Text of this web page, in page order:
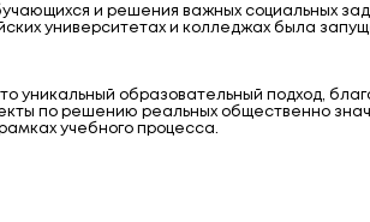
и решения важных социальных
университетах и колледжах была
уникальный образовательный подход,
по решению реальных общественно
учебного процесса.